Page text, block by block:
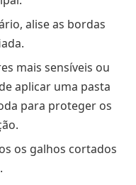
alise as bordas
mais sensíveis ou
aplicar uma pasta
para proteger os
os galhos cortados